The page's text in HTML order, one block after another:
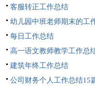
客服转正工作总结
幼儿园中班老师期末的工
结每日工作总结
高一语文教师教学工作总
建筑年终工作总结
公司财务个人工作总结15